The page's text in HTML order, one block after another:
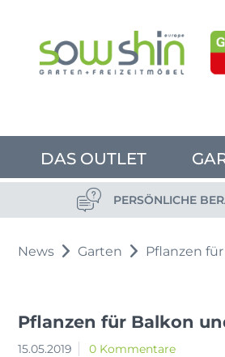
DAS OUTLET
PERSÖNLICHE
News Garten Pflanzen
Pflanzen für Balkon
15.05.2019 0 Kommentare